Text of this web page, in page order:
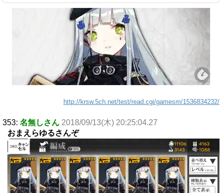
http://krsw.5ch.net/test/read.cgi/gamesm/1536834232/
353: 名無しさん 2018/09/13(木) 20:25:04.27
おまえらゆるさんぞ